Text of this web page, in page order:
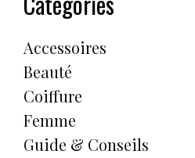
Accessoires
Beauté
Coiffure
Femme
Guide & Conseils